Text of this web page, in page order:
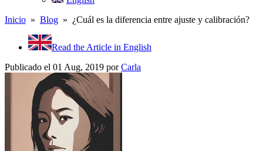
Inicio » Blog » ¿Cuál es la diferencia entre ajuste y calibración?
Read the Article in English
Publicado el 01 Aug, 2019 porCarla